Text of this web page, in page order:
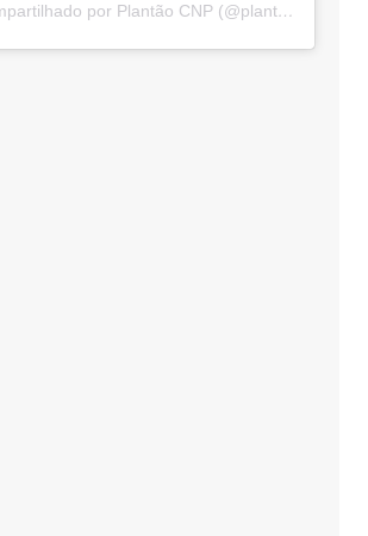
Um post compartilhado por Plantão CNP (@plantaocnp)